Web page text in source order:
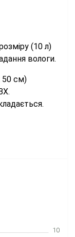
(10 л)
вологи.
50 см)
10